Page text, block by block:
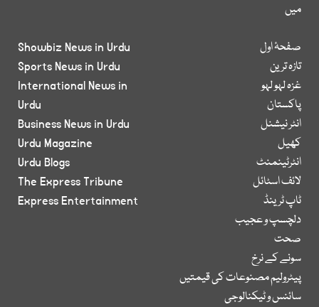
میں
صفحۂ اول
تازہ ترین
غزہ لہو لہو
پاکستان
انٹر نیشنل
کھیل
انٹرٹینمنٹ
لائف اسٹائل
ٹاپ ٹرینڈ
دلچسپ و عجیب
صحت
سونے کے نرخ
پیٹرولیم مصنوعات کی قیمتیں
سائنس و ٹیکنالوجی
Showbiz News in Urdu
Sports News in Urdu
International News in
Urdu
Business News in Urdu
Urdu Magazine
Urdu Blogs
The Express Tribune
Express Entertainment